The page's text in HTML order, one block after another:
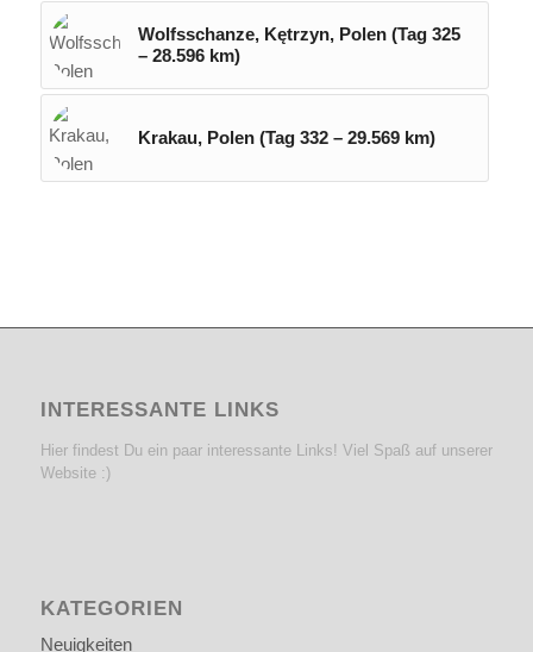
Wolfsschanze, Kętrzyn, Polen (Tag 325
– 28.596 km)
Krakau, Polen (Tag 332 – 29.569 km)
INTERESSANTE LINKS
Hier findest Du ein paar interessante Links! Viel Spaß auf unserer
Website :)
KATEGORIEN
Neuigkeiten